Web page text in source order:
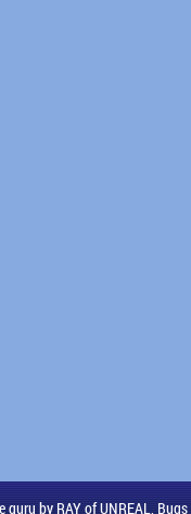
by RAY of UNREAL,